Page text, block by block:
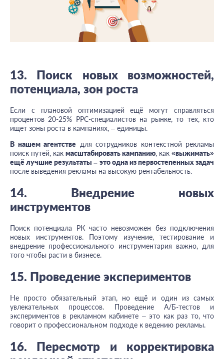
13. Поиск новых возможностей,
потенциала, зон роста
Если с плановой оптимизацией ещё могут справляться
процентов 20-25% PPC-специалистов на рынке, то тех, кто
ищет зоны роста в кампаниях, – единицы.
В нашем агентстве для сотрудников контекстной рекламы
поиск путей, как масштабировать кампанию, как «выжимать»
ещё лучшие результаты – это одна из первостепенных задач
после выведения рекламы на высокую рентабельность.
14. Внедрение новых
инструментов
Поиск потенциала РК часто невозможен без подключения
новых инструментов. Поэтому изучение, тестирование и
внедрение профессионального инструментария важно, для
того чтобы расти в бизнесе.
15. Проведение экспериментов
Не просто обязательный этап, но ещё и один из самых
увлекательных процессов. Проведение А/Б-тестов и
экспериментов в рекламном кабинете – это как раз то, что
говорит о профессиональном подходе к ведению рекламы.
16. Пересмотр и корректировка